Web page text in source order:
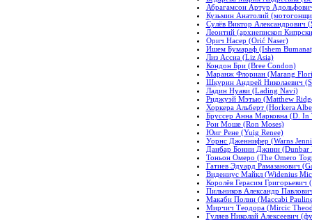
Абрагамсон Артур
Кузьмин Анатолий
Сулёв Виктор Александрович
Леонтий (архиепископ
Орич Насер (Orić Naser)
Ишем Бумараф (Ishem
Лиз Ассиа (Liz Asia)
Кондон Бри (Bree Condon)
Маранж Флориан (Marang
Шкурин Андрей Николаевич
Ладин Нуави (Lading Navi)
Риджуэй Мэтью (Matthew
Хоркера Альберт (Horkera
Бруссер Анна Марковна (D. In
Рон Моше (Ron Moses)
Юиг Рене (Yuig Renee)
Уорнс Дженнифер (Warns
Данбар Бонни Джинн (Dunbar
Тоньон Омеро (The Omero
Гатиев Эдуард Рамазанович
Видениус Майкл (Widenius
Королёв Герасим Григорьевич
Пильников Александр
Макаби Полин (Maccabi
Мирчич Теодора (Mircic
Гуляев Николай Алексеевич